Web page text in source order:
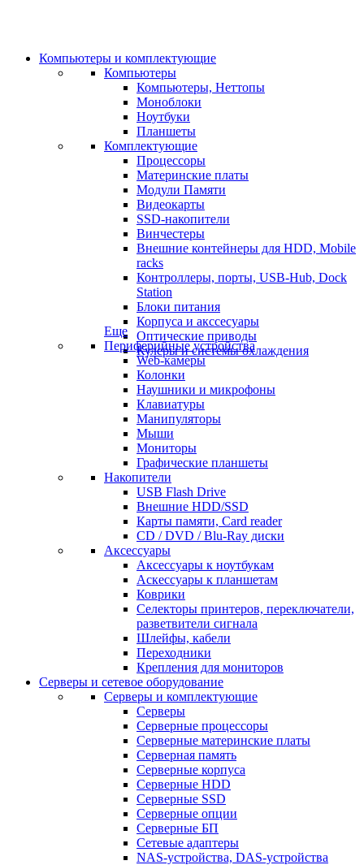
Компьютеры и комплектующие
Компьютеры
Компьютеры, Неттопы
Моноблоки
Ноутбуки
Планшеты
Комплектующие
Процессоры
Материнские платы
Модули Памяти
Видеокарты
SSD-накопители
Винчестеры
Внешние контейнеры для HDD, Mobile
racks
Контроллеры, порты, USB-Hub, Dock
Station
Блоки питания
Корпуса и акссесуары
Оптические приводы
Кулеры и системы охлаждения
Еще
Периферийные устройства
Web-камеры
Колонки
Наушники и микрофоны
Клавиатуры
Манипуляторы
Мыши
Мониторы
Графические планшеты
Накопители
USB Flash Drive
Внешние HDD/SSD
Карты памяти, Card reader
CD / DVD / Blu-Ray диски
Аксессуары
Аксессуары к ноутбукам
Аскессуары к планшетам
Коврики
Селекторы принтеров, переключатели,
разветвители сигнала
Шлейфы, кабели
Переходники
Крепления для мониторов
Серверы и сетевое оборудование
Серверы и комплектующие
Серверы
Серверные процессоры
Серверные материнские платы
Серверная память
Серверные корпуса
Серверные HDD
Серверные SSD
Серверные опции
Серверные БП
Сетевые адаптеры
NAS-устройства, DAS-устройства